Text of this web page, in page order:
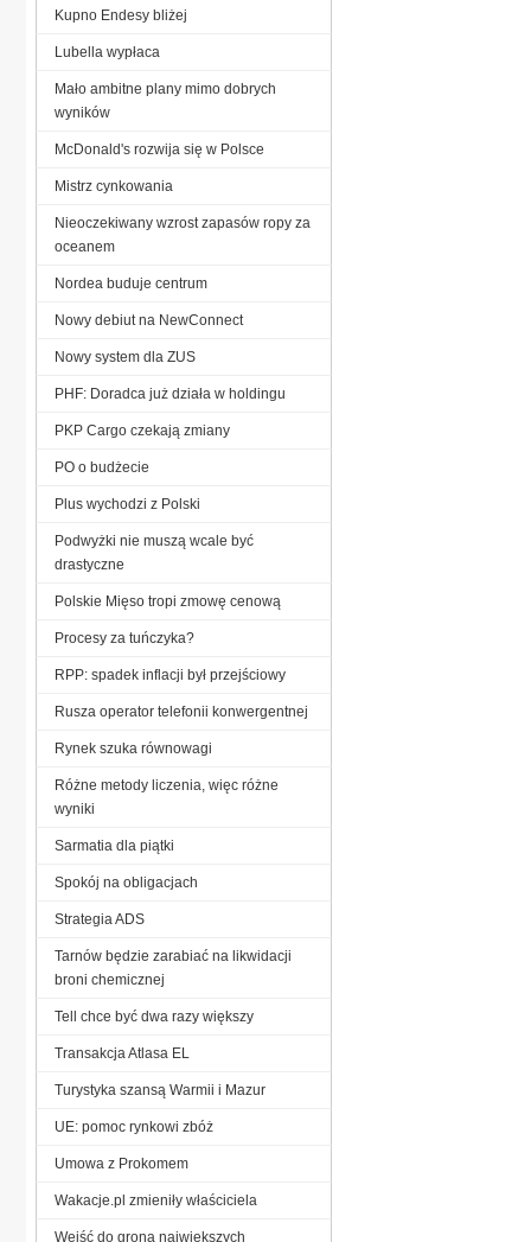
Kupno Endesy bliżej
Lubella wypłaca
Mało ambitne plany mimo dobrych
wyników
McDonald's rozwija się w Polsce
Mistrz cynkowania
Nieoczekiwany wzrost zapasów ropy za
oceanem
Nordea buduje centrum
Nowy debiut na NewConnect
Nowy system dla ZUS
PHF: Doradca już działa w holdingu
PKP Cargo czekają zmiany
PO o budżecie
Plus wychodzi z Polski
Podwyżki nie muszą wcale być
drastyczne
Polskie Mięso tropi zmowę cenową
Procesy za tuńczyka?
RPP: spadek inflacji był przejściowy
Rusza operator telefonii konwergentnej
Rynek szuka równowagi
Różne metody liczenia, więc różne
wyniki
Sarmatia dla piątki
Spokój na obligacjach
Strategia ADS
Tarnów będzie zarabiać na likwidacji
broni chemicznej
Tell chce być dwa razy większy
Transakcja Atlasa EL
Turystyka szansą Warmii i Mazur
UE: pomoc rynkowi zbóż
Umowa z Prokomem
Wakacje.pl zmieniły właściciela
Wejść do grona największych